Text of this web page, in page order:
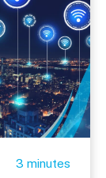
3 minutes